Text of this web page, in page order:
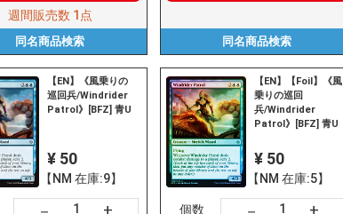
週間販売数 1点
同名商品検索 同名商品検索
【EN】《風乗りの
巡回兵/Windrider
Patrol》[BFZ] 青U
¥ 50
【NM 在庫:9】
【EN】【Foil】《風
乗りの巡回
兵/Windrider
Patrol》[BFZ] 青U
¥ 50
【NM 在庫:5】
個数